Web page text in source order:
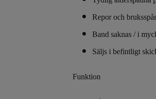
Repor och
Band saknas / i
Säljs i befintligt
Funktion